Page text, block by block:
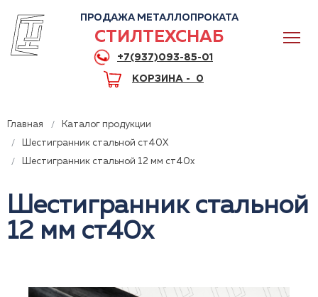
ПРОДАЖА МЕТАЛЛОПРОКАТА
СТИЛТЕХСНАБ
+7(937)093-85-01
КОРЗИНА - 0
Главная
Каталог продукции
Шестигранник стальной ст40Х
Шестигранник стальной 12 мм ст40х
Шестигранник стальной
12 мм ст40х